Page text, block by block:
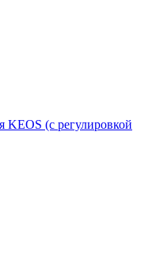
KEOS (с регулировкой